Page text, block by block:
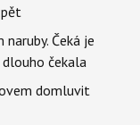
Čeká je
čekala
domluvit